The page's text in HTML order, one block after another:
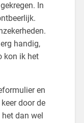
In
handig,
kon ik het
en
door de
dan wel